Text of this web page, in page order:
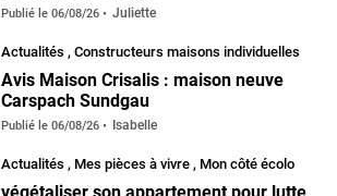
Publié le 06/08/26 Juliette
Actualités , Constructeurs maisons individuelles
Avis Maison Crisalis : maison neuve
Carspach Sundgau
Publié le 06/08/26 Isabelle
Actualités , Mes pièces à vivre , Mon côté écolo
végétaliser son appartement pour lutte